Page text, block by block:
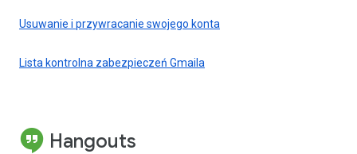
Usuwanie i przywracanie swojego konta
Lista kontrolna zabezpieczeń Gmaila
Hangouts